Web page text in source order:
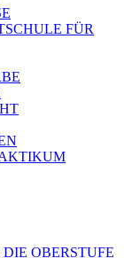
FÜR
OBERSTUFE